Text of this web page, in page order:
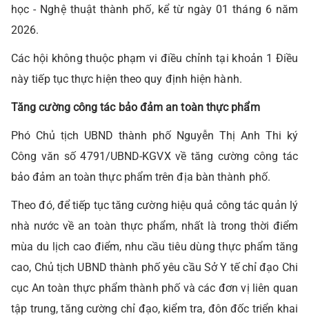
học - Nghệ thuật thành phố, kể từ ngày 01 tháng 6 năm
2026.
Các hội không thuộc phạm vi điều chỉnh tại khoản 1 Điều
này tiếp tục thực hiện theo quy định hiện hành.
Tăng cường công tác bảo đảm an toàn thực phẩm
Phó Chủ tịch UBND thành phố Nguyễn Thị Anh Thi ký
Công văn số 4791/UBND-KGVX về tăng cường công tác
bảo đảm an toàn thực phẩm trên địa bàn thành phố.
Theo đó, để tiếp tục tăng cường hiệu quả công tác quản lý
nhà nước về an toàn thực phẩm, nhất là trong thời điểm
mùa du lịch cao điểm, nhu cầu tiêu dùng thực phẩm tăng
cao, Chủ tịch UBND thành phố yêu cầu Sở Y tế chỉ đạo Chi
cục An toàn thực phẩm thành phố và các đơn vị liên quan
tập trung, tăng cường chỉ đạo, kiểm tra, đôn đốc triển khai